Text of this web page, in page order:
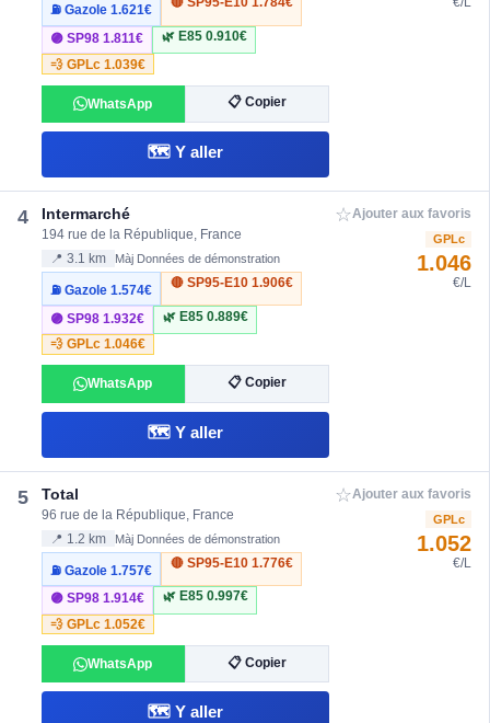
⛽ Gazole1.621€
🟣 SP981.811€ 🌿 E85 0.910€
💨 GPLc1.039€
WhatsApp 📋 Copier
🗺️ Y aller
4 Intermarché
194 rue de la République, France
📍 3.1 km Màj Données de démonstration
⛽ Gazole1.574€
🔴 SP95-E10 1.906€
🟣 SP981.932€ 🌿 E85 0.889€
💨 GPLc1.046€
WhatsApp 📋 Copier
🗺️ Y aller
☆Ajouter aux favoris
GPLc
1.046
€/L
5 Total
96 rue de la République, France
📍 1.2 km Màj Données de démonstration
⛽ Gazole1.757€
🔴 SP95-E10 1.776€
🟣 SP981.914€ 🌿 E85 0.997€
💨 GPLc1.052€
WhatsApp 📋 Copier
🗺️ Y aller
☆Ajouter aux favoris
GPLc
1.052
€/L